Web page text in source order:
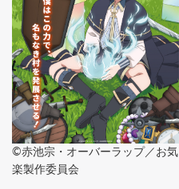
©赤池宗・オーバーラップ／お気
楽製作委員会